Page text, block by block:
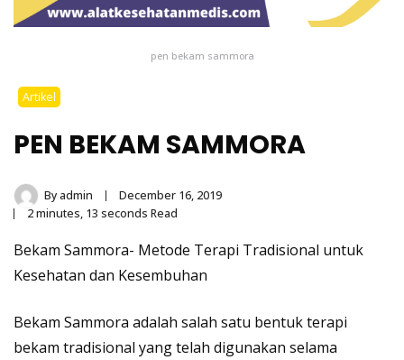
pen bekam sammora
Artikel
PEN BEKAM SAMMORA
Byadmin
December 16, 2019
2 minutes, 13 seconds Read
Bekam Sammora- Metode Terapi Tradisional untuk
Kesehatan dan Kesembuhan
Bekam Sammora adalah salah satu bentuk terapi
bekam tradisional yang telah digunakan selama